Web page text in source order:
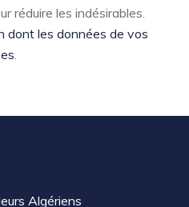
réduire les indésirables.
dont les données de vos
.
Algériens